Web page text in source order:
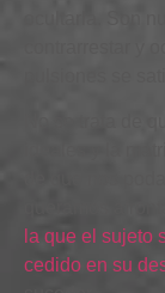
ocultarla. Son
contrarrestar y
No se trata de
ideales y la
de que nos
la que el sujeto
cedido en su